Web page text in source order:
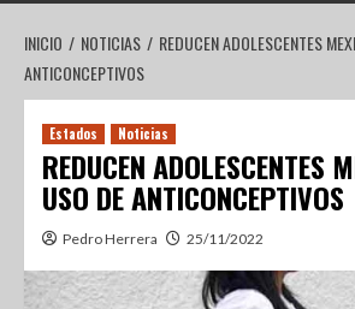
INICIO NOTICIAS
REDUCEN ADOLESCENTES
ANTICONCEPTIVOS
Estados Noticias
REDUCEN ADOLESCENTES
USO DE ANTICONCEPTIVOS
Pedro Herrera 25/11/2022